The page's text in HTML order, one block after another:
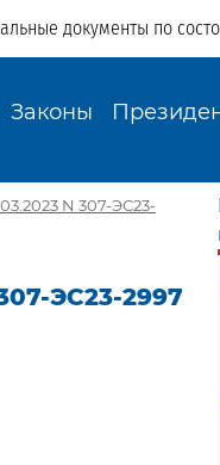
документы по
Законы
N 307-ЭС23-
ЭС23-2997